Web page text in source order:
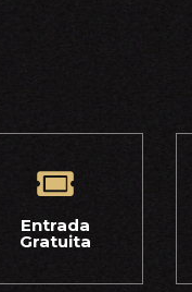
Entrada
Gratuita